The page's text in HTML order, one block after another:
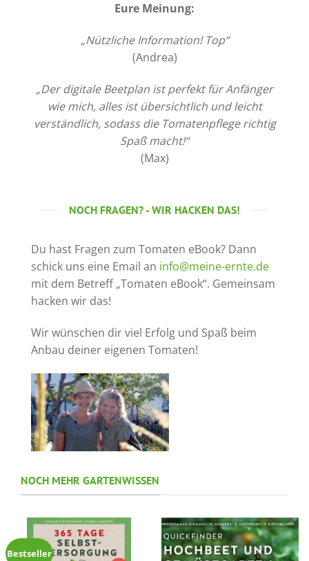
Eure Meinung:
„Nützliche Information! Top“
(Andrea)
„Der digitale Beetplan ist perfekt für Anfänger
wie mich, alles ist übersichtlich und leicht
verständlich, sodass die Tomatenpflege richtig
Spaß macht!“
(Max)
NOCH FRAGEN? - WIR HACKEN DAS!
Du hast Fragen zum Tomaten eBook? Dann
schick uns eine Email an info@meine-ernte.de
mit dem Betreff „Tomaten eBook“. Gemeinsam
hacken wir das!
Wir wünschen dir viel Erfolg und Spaß beim
Anbau deiner eigenen Tomaten!
NOCH MEHR GARTENWISSEN
Bestseller